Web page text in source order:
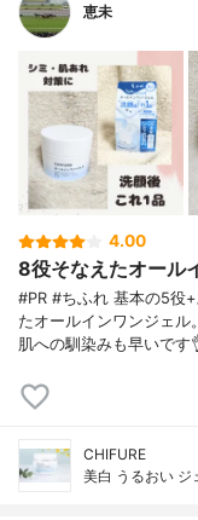
恵未
4.00
8役そなえたオール
#PR #ちふれ 基本の5役
たオールインワンジェル
肌への馴染みも早いです
CHIFURE
美白 うるおい ジ